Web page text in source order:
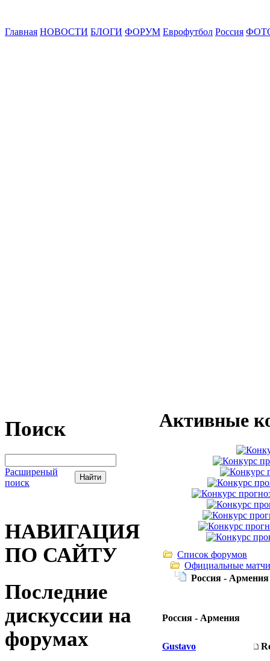
Главная НОВОСТИ БЛОГИ ФОРУМ Еврофутбол Россия
Поиск
Расширеный
поиск
НАВИГАЦИЯ
ПО САЙТУ
Последние
дискуссии на
форумах
Активные
Список форумов
Официальные матчи
Россия - Армения
Россия - Армения
Gustavo